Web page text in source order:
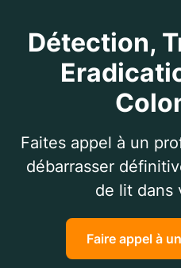
Détection,
Faites appel à un
débarrasser
de lit dans
Faire appel à